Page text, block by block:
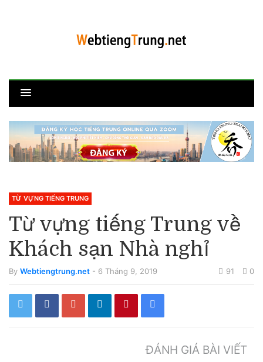
TỪ VỰNG TIẾNG TRUNG
Từ vựng tiếng Trung về
Khách sạn Nhà nghỉ
By Webtiengtrung.net - 6 Tháng 9, 2019 91 0
ĐÁNH GIÁ BÀI VIẾT